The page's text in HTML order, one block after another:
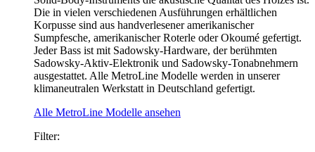
Die in vielen verschiedenen Ausführungen erhältlichen
Korpusse sind aus handverlesener amerikanischer
Sumpfesche, amerikanischer Roterle oder Okoumé gefertigt.
Jeder Bass ist mit Sadowsky-Hardware, der berühmten
Sadowsky-Aktiv-Elektronik und Sadowsky-Tonabnehmern
ausgestattet. Alle MetroLine Modelle werden in unserer
klimaneutralen Werkstatt in Deutschland gefertigt.
Alle MetroLine Modelle ansehen
Filter: